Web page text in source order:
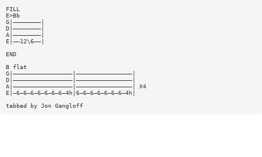
FILL
E>Bb
G|————————|
D|————————|
A|————————|
E|——12\6——|
END
B flat
G|—————————————————|————————————————|
D|—————————————————|————————————————|
A|—————————————————|————————————————| X4
E|—6—6—6—6—6—6—6—4h|6—6—6—6—6—6—6—4h|
tabbed by Jon Gangloff